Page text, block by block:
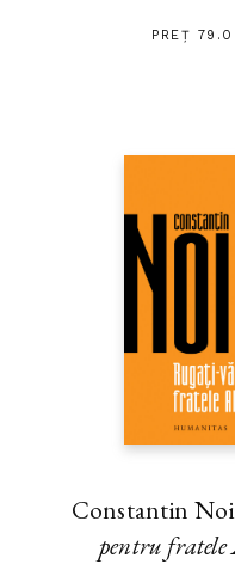
PREȚ
Constantin
pentru